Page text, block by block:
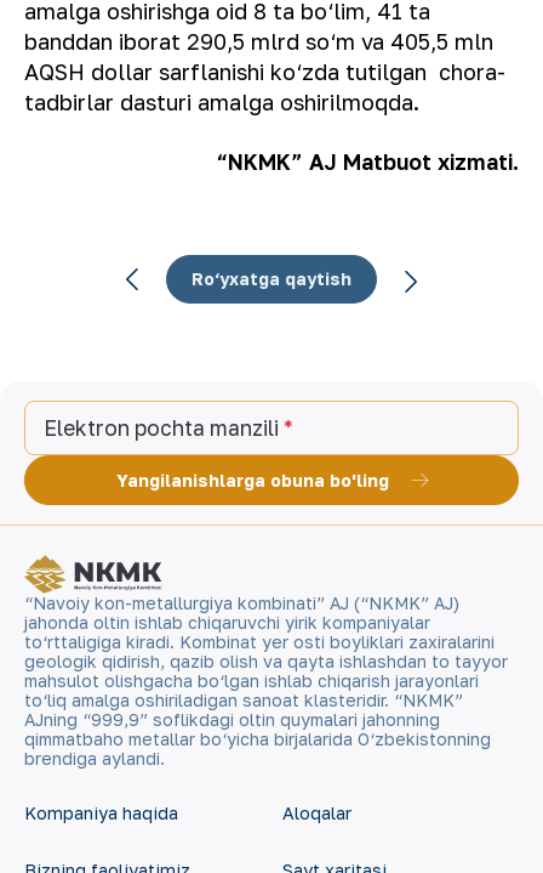
amalga oshirishga oid 8 ta bo‘lim, 41 ta
banddan iborat 290,5 mlrd so‘m va 405,5 mln
AQSH dollar sarflanishi ko‘zda tutilgan chora-
tadbirlar dasturi amalga oshirilmoqda.
“NKMK” AJ Matbuot xizmati.
Ro‘yxatga qaytish
Elektron pochta manzili
Yangilanishlarga obuna bo'ling
“Navoiy kon-metallurgiya kombinati” AJ (“NKMK” AJ)
jahonda oltin ishlab chiqaruvchi yirik kompaniyalar
to‘rttaligiga kiradi. Kombinat yer osti boyliklari zaxiralarini
geologik qidirish, qazib olish va qayta ishlashdan to tayyor
mahsulot olishgacha bo‘lgan ishlab chiqarish jarayonlari
to‘liq amalga oshiriladigan sanoat klasteridir. “NKMK”
AJning “999,9” soflikdagi oltin quymalari jahonning
qimmatbaho metallar bo‘yicha birjalarida O‘zbekistonning
brendiga aylandi.
Kompaniya haqida Aloqalar